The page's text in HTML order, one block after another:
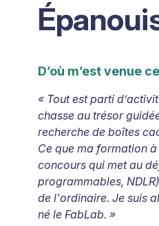
D’où m’est venue
« Tout est parti
chasse au trésor
recherche de boîtes
Ce que ma formation à
concours qui met au
programmables,
de l'ordinaire. Je suis
né le FabLab. »